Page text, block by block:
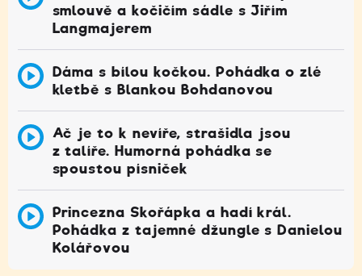
smlouvě a kočičím sádle s Jiřím
Langmajerem
Dáma s bílou kočkou. Pohádka o zlé
kletbě s Blankou Bohdanovou
Ač je to k nevíře, strašidla jsou
z talíře. Humorná pohádka se
spoustou písniček
Princezna Skořápka a hadí král.
Pohádka z tajemné džungle s Danielou
Kolářovou